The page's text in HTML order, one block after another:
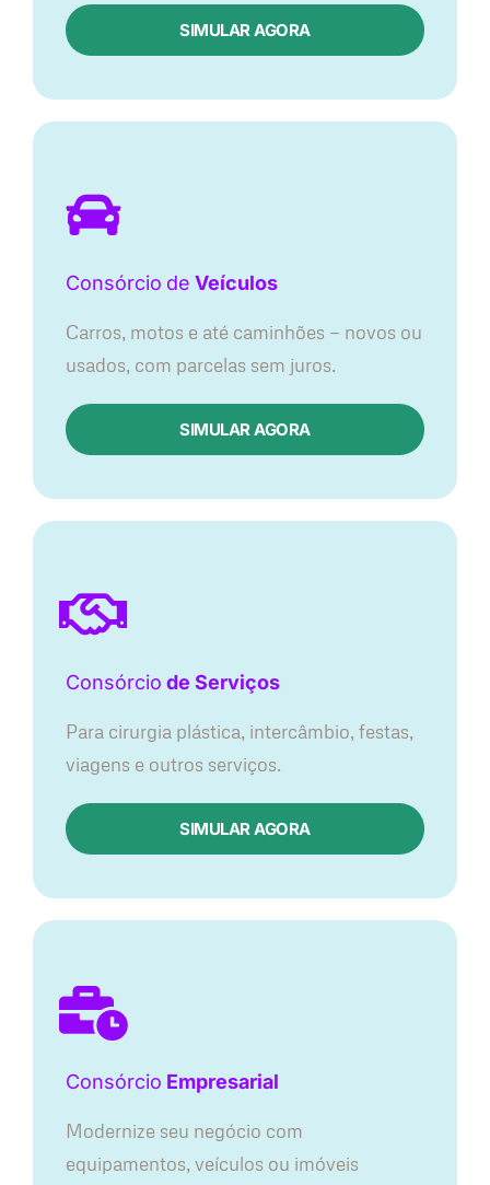
SIMULAR AGORA​
Consórcio de Veículos
Carros, motos e até caminhões — novos ou
usados, com parcelas sem juros.
SIMULAR AGORA
Consórcio de Serviços
Para cirurgia plástica, intercâmbio, festas,
viagens e outros serviços.
SIMULAR AGORA
Consórcio Empresarial
Modernize seu negócio com
equipamentos, veículos ou imóveis